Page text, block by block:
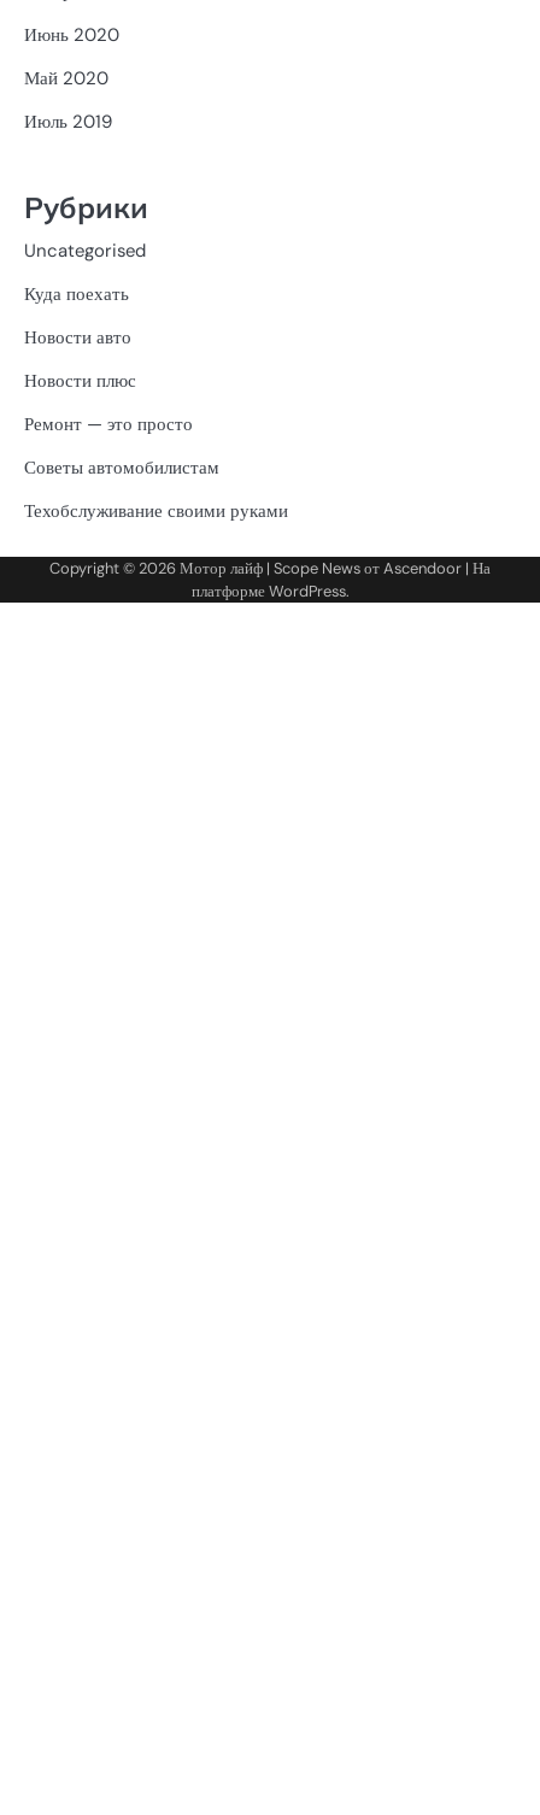
Июнь 2020
Май 2020
Июль 2019
Рубрики
Uncategorised
Куда поехать
Новости авто
Новости плюс
Ремонт — это просто
Советы автомобилистам
Техобслуживание своими руками
Copyright © 2026Мотор лайф | Scope News отAscendoor | На
платформеWordPress.